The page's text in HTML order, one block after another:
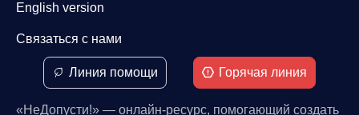
English version
Связаться с нами
Линия помощи Горячая линия
«НеДопусти!» — онлайн-ресурс, помогающий создать